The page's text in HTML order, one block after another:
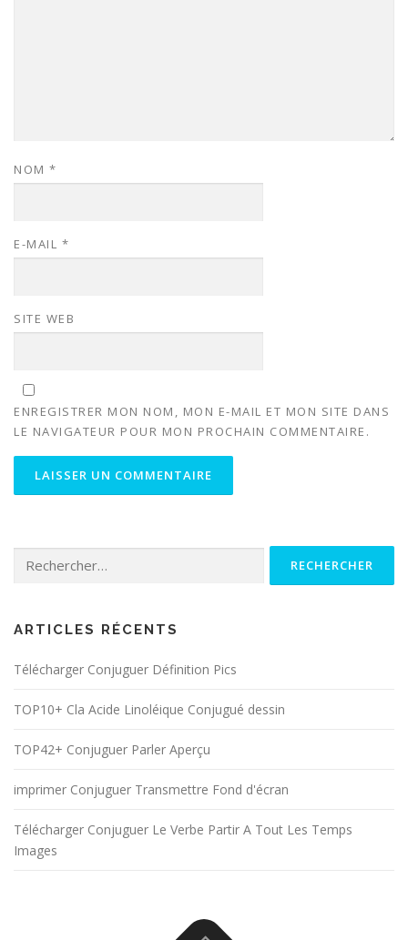
NOM *
E-MAIL *
SITE WEB
ENREGISTRER MON NOM, MON E-MAIL ET MON SITE DANS
LE NAVIGATEUR POUR MON PROCHAIN COMMENTAIRE.
ARTICLES RÉCENTS
Télécharger Conjuguer Définition Pics
TOP10+ Cla Acide Linoléique Conjugué dessin
TOP42+ Conjuguer Parler Aperçu
imprimer Conjuguer Transmettre Fond d'écran
Télécharger Conjuguer Le Verbe Partir A Tout Les Temps
Images